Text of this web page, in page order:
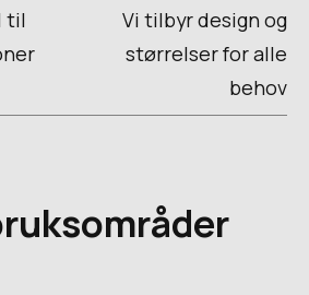
til
Vi tilbyr design og
størrelser for alle
behov